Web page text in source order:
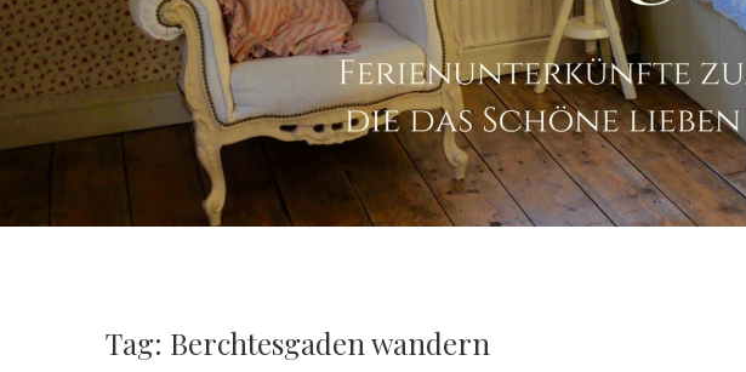
Tag: Berchtesgaden wandern